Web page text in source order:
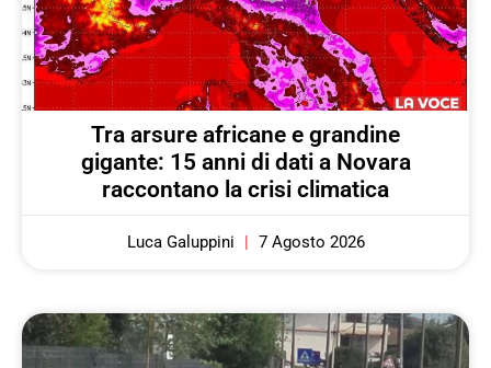
Tra arsure africane e grandine
gigante: 15 anni di dati a Novara
raccontano la crisi climatica
Luca Galuppini 7 Agosto 2026